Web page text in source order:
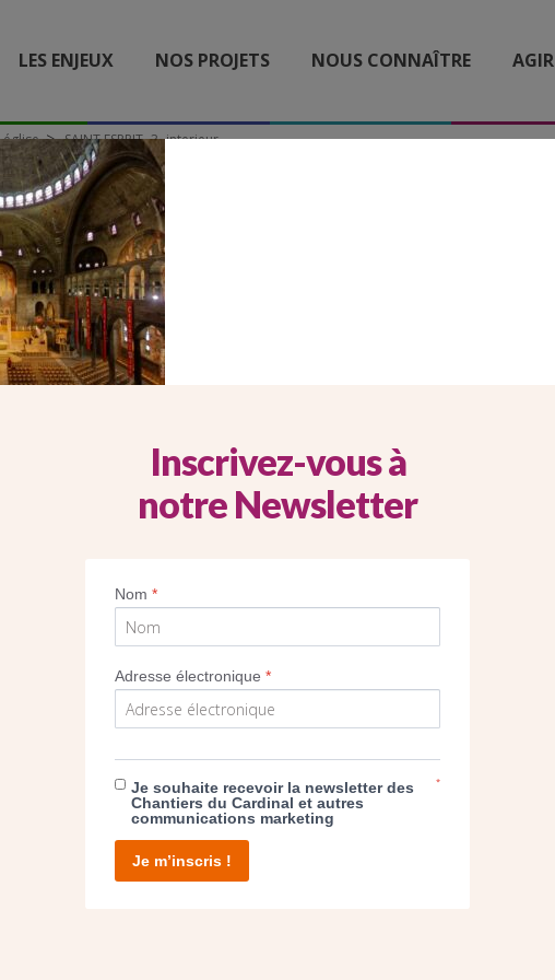
LES ENJEUX NOS PROJETS NOUS CONNAÎTRE AGIR
église SAINT ESPRIT -3- interieur
ESPRIT -3- INTERIEUR
DON
D’AGIR
Inscrivez-vous à
notre Newsletter
Nom*
Adresse électronique*
Je souhaite recevoir la newsletter des
Chantiers du Cardinal et autres
communications marketing
*
Je m’inscris !